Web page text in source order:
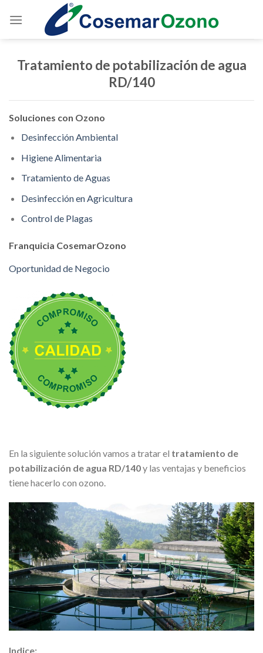
Tratamiento de potabilización de agua
RD/140
Soluciones con Ozono
Desinfección Ambiental
Higiene Alimentaria
Tratamiento de Aguas
Desinfección en Agricultura
Control de Plagas
Franquicia CosemarOzono
Oportunidad de Negocio
En la siguiente solución vamos a tratar el tratamiento de
potabilización de agua RD/140y las ventajas y beneficios
tiene hacerlo con ozono.
Indice: